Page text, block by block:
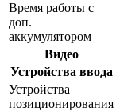
Время работы с
доп.
аккумулятором
Видео
Устройства ввода
Устройства
позиционирования